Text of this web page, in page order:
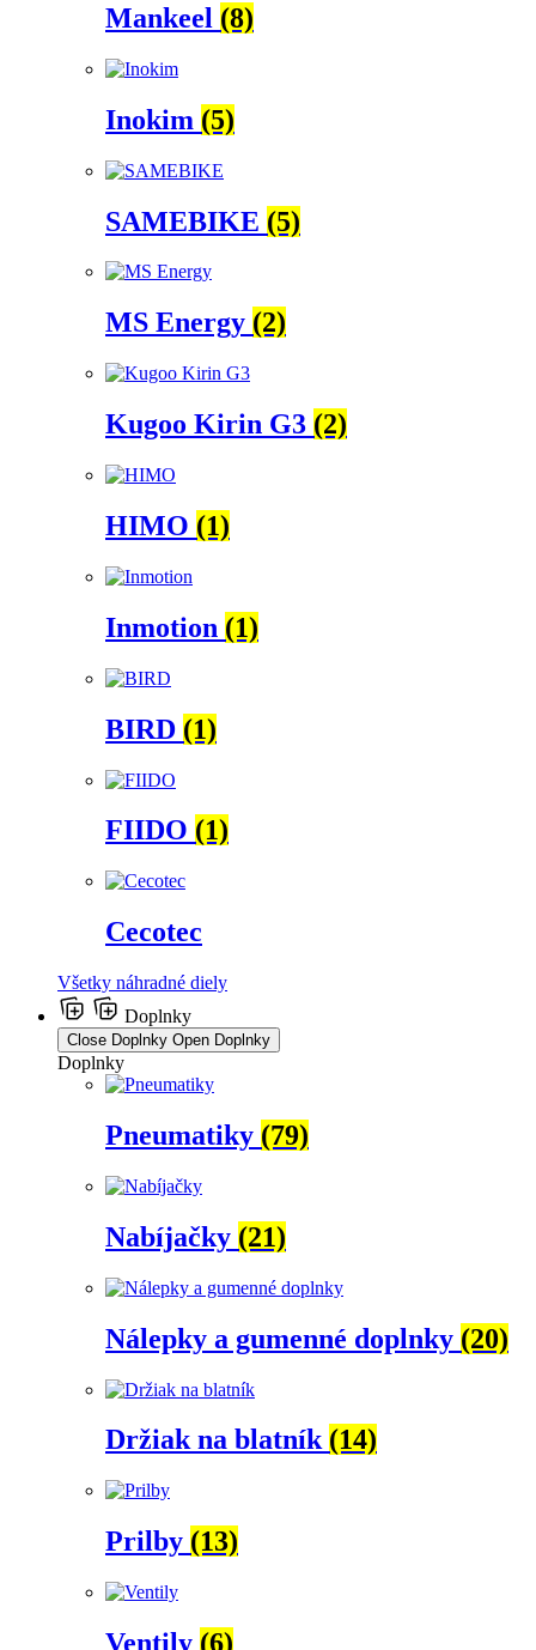
Mankeel (8)
Inokim (5)
SAMEBIKE (5)
MS Energy (2)
Kugoo Kirin G3 (2)
HIMO (1)
Inmotion (1)
BIRD (1)
FIIDO (1)
Cecotec
Všetky náhradné diely
Doplnky
Close Doplnky Open Doplnky
Doplnky
Pneumatiky (79)
Nabíjačky (21)
Nálepky a gumenné doplnky (20)
Držiak na blatník (14)
Prilby (13)
Ventily (6)